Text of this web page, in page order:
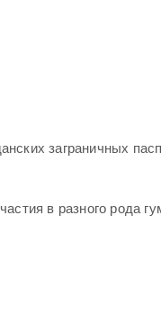
заграничных
в разного рода